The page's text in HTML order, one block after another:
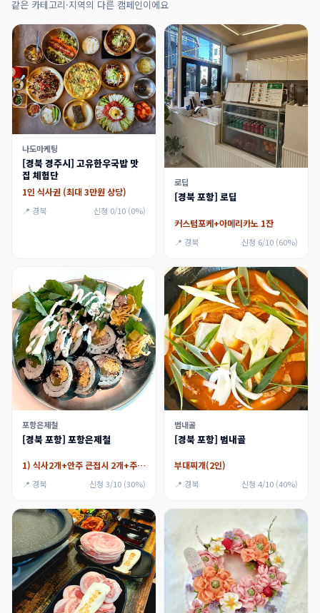
같은 카테고리·지역의 다른 캠페인이에요
나도마케팅
[경북 경주시] 고유한우국밥 맛
집 체험단
1인 식사권 (최대 3만원 상당)
📍 경북 신청 0/10 (0%)
로딥
[경북 포항] 로딥
커스텀포케+아메리카노 1잔
📍 경북 신청 6/10 (60%)
포항은제철
[경북 포항] 포항은제철
1) 식사2개+안주 큰접시 2개+주류 1개(2인 기준),2) 식사2개+안주 큰접시 2개+음료수1개(2인 기준)
📍 경북 신청 3/10 (30%)
범내골
[경북 포항] 범내골
부대찌개(2인)
📍 경북 신청 4/10 (40%)